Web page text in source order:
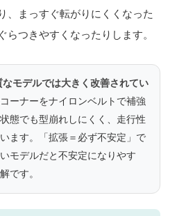
、まっすぐ転がりにくくなった
らつきやすくなったりします。
モデルでは大きく改善されてい
ーナーをナイロンベルトで補強
態でも型崩れしにくく、走行性
ます。「拡張＝必ず不安定」で
モデルだと不安定になりやす
です。